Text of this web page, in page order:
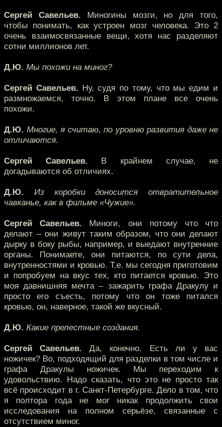
Сергей Савельев. Миногины мозги, но для того,
чтобы понимать, как устроен мозг человека. Это 2
очень взаимосвязанные вещи, хотя нас разделяют
сотни миллионов лет.
Д.Ю. Мы похожи на миног?
Сергей Савельев. Ну, судя по тому, что мы едим и
размножаемся, точно. В этом плане все очень
похожи.
Д.Ю. Многие, я считаю, по уровню развития даже не
отличаются.
Сергей Савельев. В крайнем случае, не
догадываются об отличиях.
Д.Ю. Из коробки доносится отвратительное
чавканье, как в фильме «Чужие».
Сергей Савельев. Миноги, они потому что что
делают – они живут таким образом, что они делают
дырку в боку рыбы, например, и выедают внутренние
органы. Понимаете, они питаются, по сути дела,
внутренностями и кровью. Т.е. мы сегодня приготовим
и попробуем на вкус тех, кто питается кровью. Это
моя давнишняя мечта – зажарить графа Дракулу и
просто его съесть, потому что он тоже питался
кровью, он, наверное, такой же вкусный.
Д.Ю. Какие прелестные создания.
Сергей Савельев. Да, конечно. Есть ли у вас
ножичек? Во, подходящий для разделки в том числе и
графа Дракулы ножичек. Мы переходим к
удовольствию. Надо сказать, что это не просто так
всё происходит в г. Санкт-Петербурге. Дело в том, что
я полтора года не мог никак продолжить свои
исследования на полном серьёзе, связанные с
отсутствием миног.